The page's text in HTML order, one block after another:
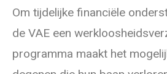
Om tijdelijke financiële
de VAE een
programma maakt het